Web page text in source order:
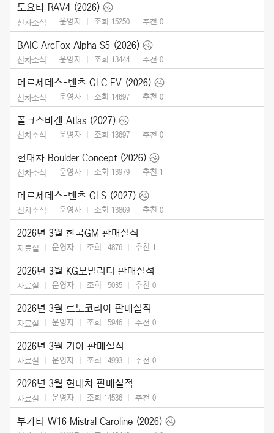
도요타 RAV4 (2026)
신차소식 운영자 조회 15250 추천 0
BAIC ArcFox Alpha S5 (2026)
신차소식 운영자 조회 13444 추천 0
메르세데스-벤츠 GLC EV (2026)
신차소식 운영자 조회 14697 추천 0
폴크스바겐 Atlas (2027)
신차소식 운영자 조회 13697 추천 0
현대차 Boulder Concept (2026)
신차소식 운영자 조회 13979 추천 1
메르세데스-벤츠 GLS (2027)
신차소식 운영자 조회 13869 추천 0
2026년 3월 한국GM 판매실적
자료실 운영자 조회 14876 추천 1
2026년 3월 KG모빌리티 판매실적
자료실 운영자 조회 15035 추천 0
2026년 3월 르노코리아 판매실적
자료실 운영자 조회 15946 추천 0
2026년 3월 기아 판매실적
자료실 운영자 조회 14993 추천 0
2026년 3월 현대차 판매실적
자료실 운영자 조회 14536 추천 0
부가티 W16 Mistral Caroline (2026)